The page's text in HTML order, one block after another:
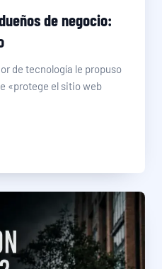
de negocio:
de tecnología le propuso
«protege el sitio web